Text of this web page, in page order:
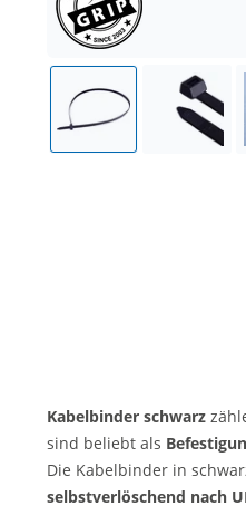
Kabelbinder schwarz
sind beliebt als
Die Kabelbinder in
selbstverlöschend nach